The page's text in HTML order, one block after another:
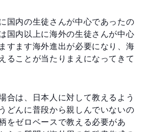
国内の生徒さんが中心であったの
国内以上に海外の生徒さんが中心
すます海外進出が必要になり、海
ることが当たりまえになってきて
合は、日本人に対して教えるよう
どんに普段から親しんでいないの
をゼロベースで教える必要があ